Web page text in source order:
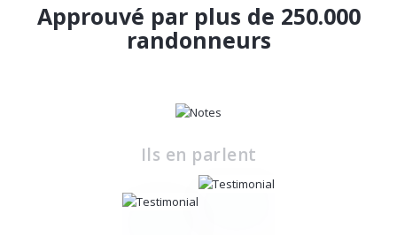
Approuvé par plus de 250.000
randonneurs
Ils en parlent